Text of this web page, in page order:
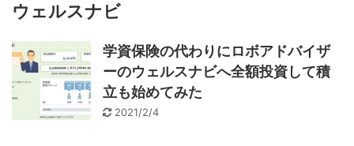
ウェルスナビ
学資保険の代わりにロボアドバイザ
ーのウェルスナビへ全額投資して積
立も始めてみた
2021/2/4